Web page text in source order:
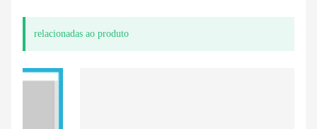
relacionadas ao produto